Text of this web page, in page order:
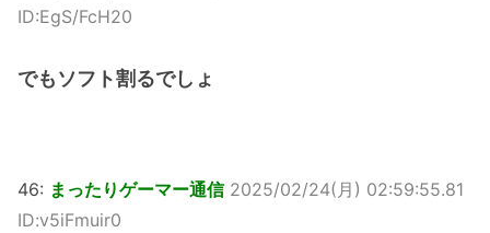
ID:EgS/FcH20
でもソフト割るでしょ
46: まったりゲーマー通信 2025/02/24(月) 02:59:55.81
ID:v5iFmuir0